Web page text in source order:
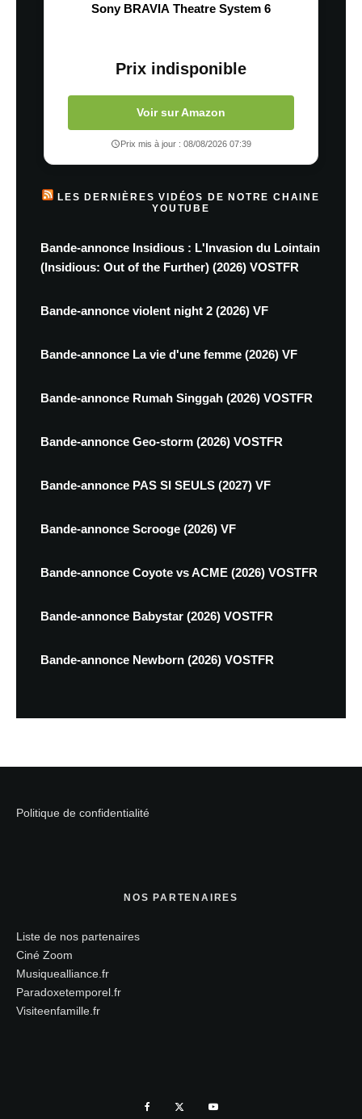
Sony BRAVIA Theatre System 6
Prix indisponible
Voir sur Amazon
Prix mis à jour : 08/08/2026 07:39
LES DERNIÈRES VIDÉOS DE NOTRE CHAINE
YOUTUBE
Bande-annonce Insidious : L'Invasion du Lointain
(Insidious: Out of the Further) (2026) VOSTFR
Bande-annonce violent night 2 (2026) VF
Bande-annonce La vie d'une femme (2026) VF
Bande-annonce Rumah Singgah (2026) VOSTFR
Bande-annonce Geo-storm (2026) VOSTFR
Bande-annonce PAS SI SEULS (2027) VF
Bande-annonce Scrooge (2026) VF
Bande-annonce Coyote vs ACME (2026) VOSTFR
Bande-annonce Babystar (2026) VOSTFR
Bande-annonce Newborn (2026) VOSTFR
Politique de confidentialité
NOS PARTENAIRES
Liste de nos partenaires
Ciné Zoom
Musiquealliance.fr
Paradoxetemporel.fr
Visiteenfamille.fr